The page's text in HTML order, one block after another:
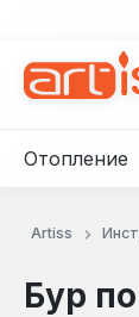
Отопление
Artiss
Бур